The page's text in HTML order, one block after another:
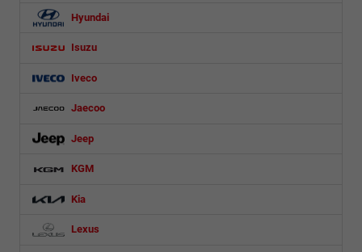
Hyundai
Isuzu
Iveco
Jaecoo
Jeep
KGM
Kia
Lexus